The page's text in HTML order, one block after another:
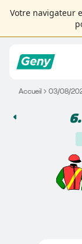
Votre navigateur
Accueil 03/08/
6.